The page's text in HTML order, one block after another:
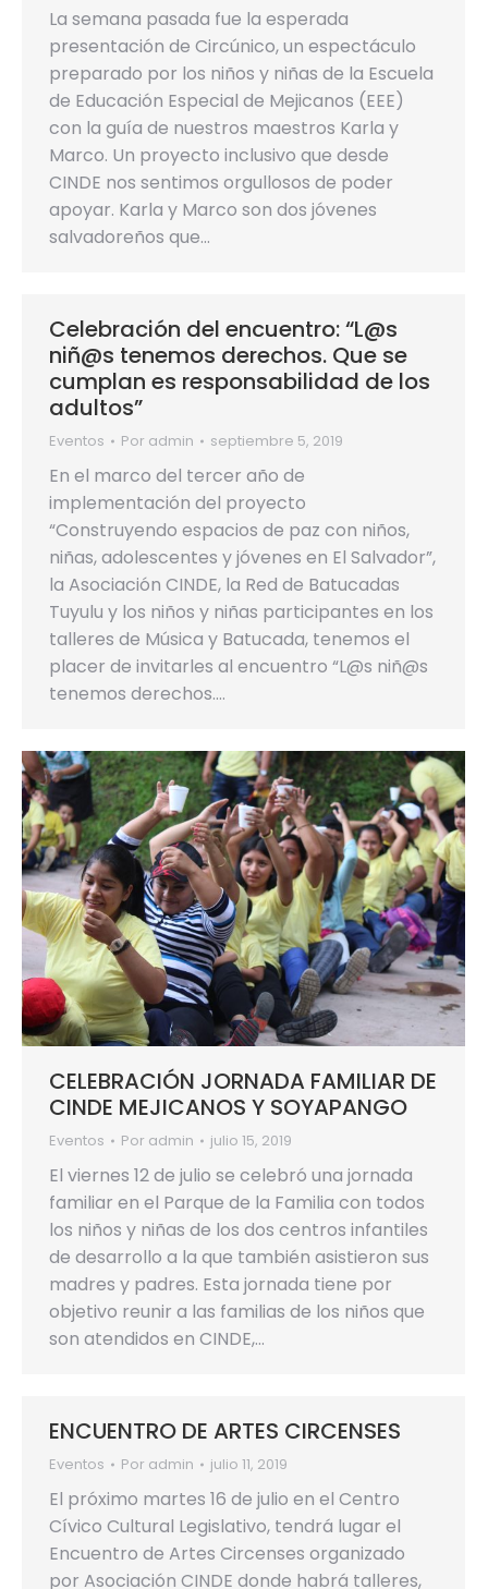
La semana pasada fue la esperada
presentación de Circúnico, un espectáculo
preparado por los niños y niñas de la Escuela
de Educación Especial de Mejicanos (EEE)
con la guía de nuestros maestros Karla y
Marco. Un proyecto inclusivo que desde
CINDE nos sentimos orgullosos de poder
apoyar. Karla y Marco son dos jóvenes
salvadoreños que…
Celebración del encuentro: “L@s
niñ@s tenemos derechos. Que se
cumplan es responsabilidad de los
adultos”
Eventos Por admin septiembre 5, 2019
En el marco del tercer año de
implementación del proyecto
“Construyendo espacios de paz con niños,
niñas, adolescentes y jóvenes en El Salvador”,
la Asociación CINDE, la Red de Batucadas
Tuyulu y los niños y niñas participantes en los
talleres de Música y Batucada, tenemos el
placer de invitarles al encuentro “L@s niñ@s
tenemos derechos.…
CELEBRACIÓN JORNADA FAMILIAR DE
CINDE MEJICANOS Y SOYAPANGO
Eventos Por admin julio 15, 2019
El viernes 12 de julio se celebró una jornada
familiar en el Parque de la Familia con todos
los niños y niñas de los dos centros infantiles
de desarrollo a la que también asistieron sus
madres y padres. Esta jornada tiene por
objetivo reunir a las familias de los niños que
son atendidos en CINDE,…
ENCUENTRO DE ARTES CIRCENSES
Eventos Por admin julio 11, 2019
El próximo martes 16 de julio en el Centro
Cívico Cultural Legislativo, tendrá lugar el
Encuentro de Artes Circenses organizado
por Asociación CINDE donde habrá talleres,